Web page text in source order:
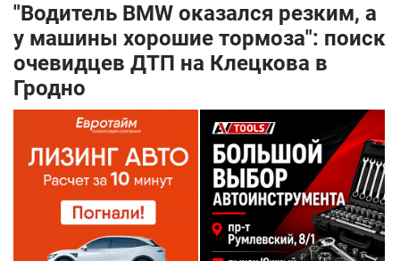
"Водитель BMW оказался резким, а
у машины хорошие тормоза": поиск
очевидцев ДТП на Клецкова в
Гродно